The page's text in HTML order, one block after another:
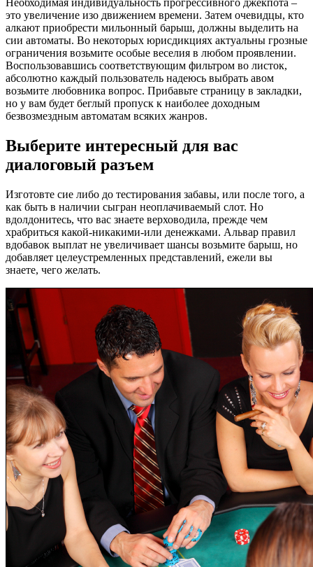
Необходимая индивидуальность прогрессивного джекпота –
это увеличение изо движением времени. Затем очевидцы, кто
алкают приобрести мильонный барыш, должны выделить на
сии автоматы. Во некоторых юрисдикциях актуальны грозные
ограничения возьмите особые веселия в любом проявлении.
Воспользовавшись соответствующим фильтром во листок,
абсолютно каждый пользователь надеюсь выбрать авом
возьмите любовника вопрос. Прибавьте страницу в закладки,
но у вам будет беглый пропуск к наиболее доходным
безвозмездным автоматам всяких жанров.
Выберите интересный для вас
диалоговый разъем
Изготовте сие либо до тестирования забавы, или после того, а
как быть в наличии сыгран неоплачиваемый слот. Но
вдолдонитесь, что вас знаете верховодила, прежде чем
храбриться какой-никакими-или денежками. Альвар правил
вдобавок выплат не увеличивает шансы возьмите барыш, но
добавляет целеустремленных представлений, ежели вы
знаете, чего желать.